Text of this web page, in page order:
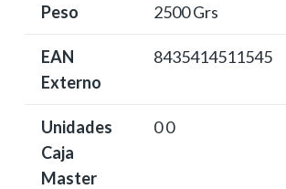
Peso 2500 Grs
EAN
Externo
8435414511545
Unidades
Caja
Master
0 0